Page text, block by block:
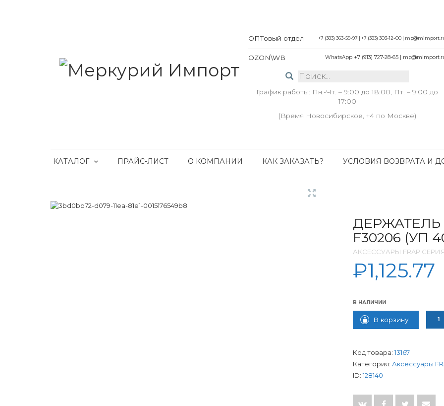
ОПТовый отдел +7 (383) 363-59-97 | +7 (383) 303-12-00 |
OZON\WB WhatsApp +7 (913) 727-28-65 |
График работы: Пн.-Чт. – 9:00 до 18:00, Пт. – 9:00 до
17:00
(Время Новосибирское, +4 по Москве)
КАТАЛОГ ПРАЙС-ЛИСТ О КОМПАНИИ КАК ЗАКАЗАТЬ? УСЛОВИЯ ВОЗВРАТА И
ДЕРЖАТЕЛЬ
F30206 (УП
АКСЕССУАРЫ FRAP
₽1,125.77
В НАЛИЧИИ
В корзину
Код товара: 13167
Категория: Аксессуары
ID: 128140